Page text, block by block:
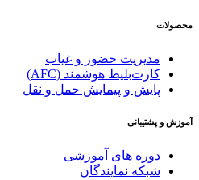
محصولات
مدیریت حضور و غیاب
کارت‌بلیط هوشمند (AFC)
پایش و پیمایش حمل و نقل
آموزش و پشتیبانی
دوره های آموزشی
شبکه نمایندگان